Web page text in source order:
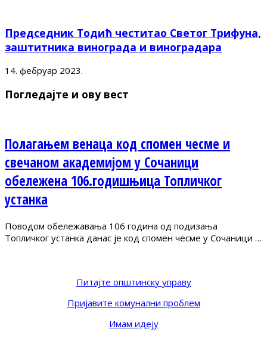
Председник Тодић честитао Светог Трифуна,
заштитника винограда и виноградара
14. фебруар 2023.
Погледајте и ову вест
Полагањем венаца код спомен чесме и
свечаном академијом у Сочаници
обележена 106.годишњица Топличког
устанка
Поводом обележавања 106 година од подизања
Топличког устанка данас је код спомен чесме у Сочаници …
Питајте општинску управу
Пријавите комунални проблем
Имам идеју